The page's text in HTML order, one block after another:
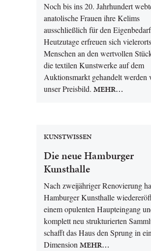
Noch bis ins 20. Jahrhundert
anatolische Frauen ihre Kelims
ausschließlich für den
Heutzutage erfreuen sich
Menschen an den wertvollen
die textilen Kunstwerke auf dem
Auktionsmarkt gehandelt werden
unser Preisbild. MEHR…
KUNSTWISSEN
Die neue Hamburger
Kunsthalle
Nach zweijähriger Renovierung
Hamburger Kunsthalle
einem opulenten Haupteingang
komplett neu strukturierten
schafft das Haus den Sprung in
Dimension MEHR…